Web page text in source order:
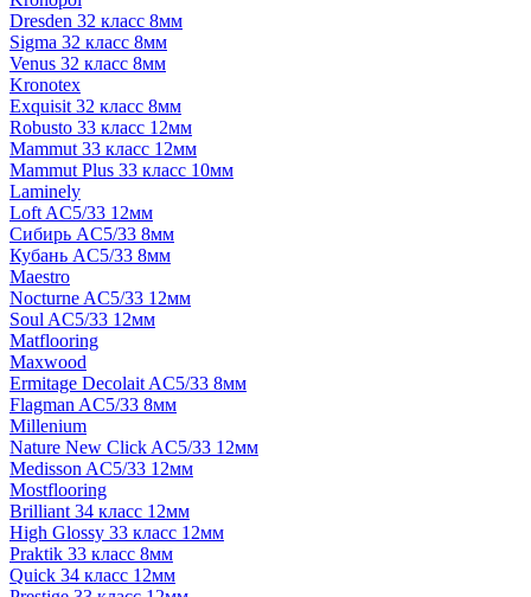
Dresden 32 класс 8мм
Sigma 32 класс 8мм
Venus 32 класс 8мм
Kronotex
Exquisit 32 класс 8мм
Robusto 33 класс 12мм
Mammut 33 класс 12мм
Mammut Plus 33 класс 10мм
Laminely
Loft AC5/33 12мм
Сибирь AC5/33 8мм
Кубань AC5/33 8мм
Maestro
Nocturne AC5/33 12мм
Soul AC5/33 12мм
Matflooring
Maxwood
Ermitage Decolait AC5/33 8мм
Flagman AC5/33 8мм
Millenium
Nature New Click AC5/33 12мм
Medisson AC5/33 12мм
Mostflooring
Brilliant 34 класс 12мм
High Glossy 33 класс 12мм
Praktik 33 класс 8мм
Quick 34 класс 12мм